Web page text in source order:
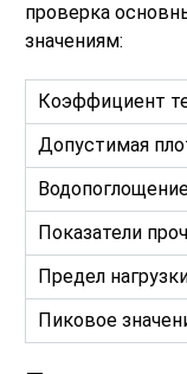
проверка
значениям:
Коэффициент
Допустимая
Показатели
Предел
Пиковое